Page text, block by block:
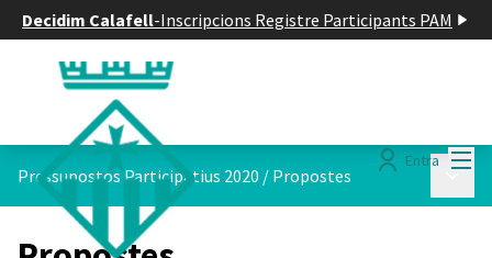
Decidim Calafell-Inscripcions Registre Participants PAM
Entra
Pressupostos Participatius 2020 / Propostes